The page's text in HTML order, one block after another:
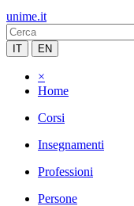
unime.it
IT EN
×
Home
Corsi
Insegnamenti
Professioni
Persone